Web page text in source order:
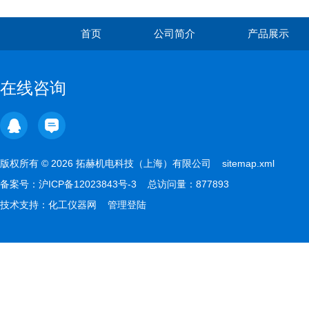
首页 公司简介 产品展示
在线咨询
版权所有 © 2026 拓赫机电科技（上海）有限公司 sitemap.xml
备案号： 沪ICP备12023843号-3 总访问量：877893
技术支持： 化工仪器网 管理登陆